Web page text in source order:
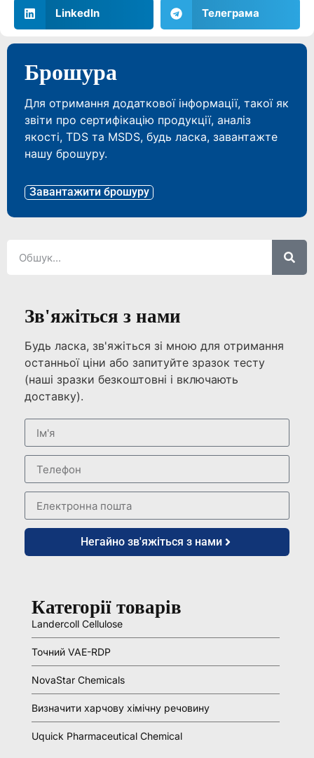
LinkedIn Телеграма
Брошура
Для отримання додаткової інформації, такої як
звіти про сертифікацію продукції, аналіз
якості, TDS та MSDS, будь ласка, завантажте
нашу брошуру.
Завантажити брошуру
Зв'яжіться з нами
Будь ласка, зв'яжіться зі мною для отримання
останньої ціни або запитуйте зразок тесту
(наші зразки безкоштовні і включають
доставку).
Негайно зв'яжіться з нами
Категорії товарів
Landercoll Cellulose
Точний VAE-RDP
NovaStar Chemicals
Визначити харчову хімічну речовину
Uquick Pharmaceutical Chemical